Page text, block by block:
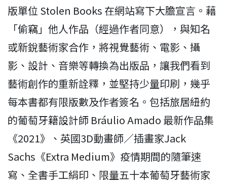
版單位 Stolen Books 在網站寫下大膽宣言。藉
「偷竊」他人作品（經過作者同意），與知名
或新銳藝術家合作，將視覺藝術、電影、攝
影、設計、音樂等轉換為出版品，讓我們看到
藝術創作的重新詮釋，並堅持少量印刷，幾乎
每本書都有限版數及作者簽名。包括旅居紐約
的葡萄牙籍設計師 Bráulio Amado 最新作品集
《2021》、英國3D動畫師／插畫家Jack
Sachs《Extra Medium》疫情期間的隨筆速
寫、全書手工絹印、限量五十本葡萄牙藝術家